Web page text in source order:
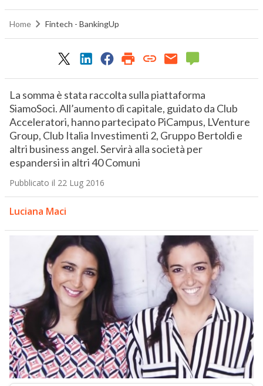
Home Fintech - BankingUp
La somma è stata raccolta sulla piattaforma
SiamoSoci. All’aumento di capitale, guidato da Club
Acceleratori, hanno partecipato PiCampus, LVenture
Group, Club Italia Investimenti 2, Gruppo Bertoldi e
altri business angel. Servirà alla società per
espandersi in altri 40 Comuni
Pubblicato il 22 Lug 2016
Luciana Maci